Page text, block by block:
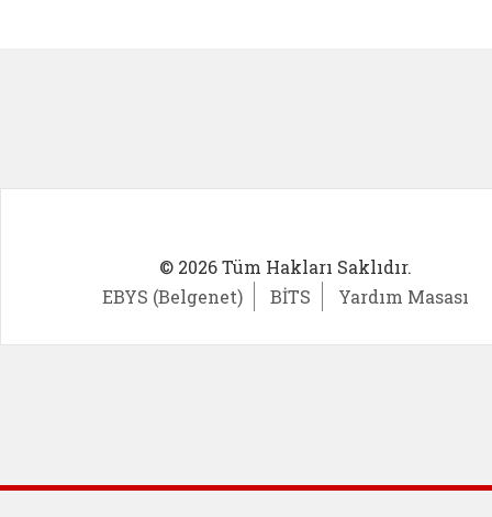
© 2026 Tüm Hakları Saklıdır.
EBYS (Belgenet)
BİTS Yardım Masası